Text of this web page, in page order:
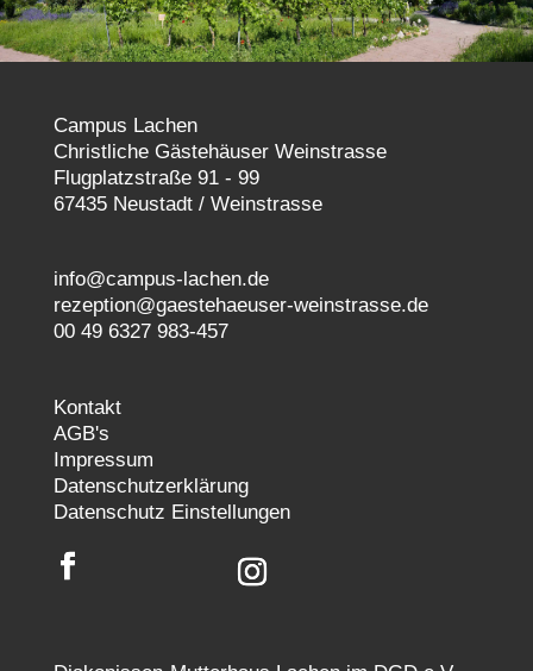
Campus Lachen
Christliche Gästehäuser Weinstrasse
Flugplatzstraße 91 - 99
67435 Neustadt / Weinstrasse
info@campus-lachen.de
rezeption@gaestehaeuser-weinstrasse.de
00 49 6327 983-457
Kontakt
AGB's
Impressum
Datenschutzerklärung
Datenschutz Einstellungen